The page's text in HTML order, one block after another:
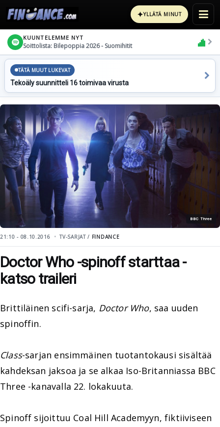
✦YLLÄTÄ MINUT
KUUNTELEMME NYT
Soittolista: Bilepoppia 2026 - Suomihitit
TÄTÄ MUUT LUKEVAT
Tekoäly suunnitteli 16 toimivaa virusta
BBC Three
21:10 - 08.10.2016 TV-SARJAT / FINDANCE
Doctor Who -spinoff starttaa -
katso traileri
Brittiläinen scifi-sarja, Doctor Who, saa uuden
spinoffin.
Class-sarjan ensimmäinen tuotantokausi sisältää
kahdeksan jaksoa ja se alkaa Iso-Britanniassa BBC
Three -kanavalla 22. lokakuuta.
Spinoff sijoittuu Coal Hill Academyyn, fiktiiviseen